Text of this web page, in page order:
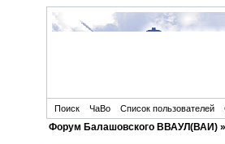
Поиск ЧаВо Список пользователей
Форум Балашовского ВВАУЛ(ВАИ)»